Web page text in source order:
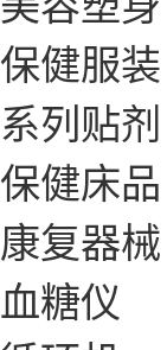
保健服装
系列贴剂
保健床品
康复器械
血糖仪